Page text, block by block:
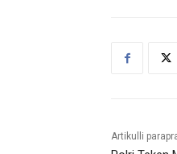
Artikulli